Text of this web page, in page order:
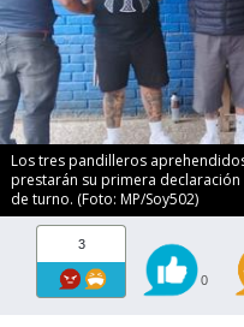
Los tres pandilleros
prestarán su primera
de turno. (Foto: MP/Soy502)
3
0